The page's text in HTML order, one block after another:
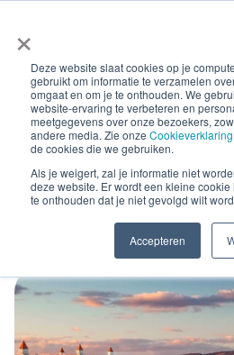
×
Deze website slaat cookies op je
gebruikt om informatie te verzamelen
omgaat en om je te onthouden. We
website-ervaring te verbeteren en
meetgegevens over onze bezoekers,
andere media. Zie onze Cookieverklaring
de cookies die we gebruiken.
Als je weigert, zal je informatie niet
deze website. Er wordt een kleine
te onthouden dat je niet gevolgd wilt
Accepteren
Blog Posts
E-invoicing in
verplicht vanaf